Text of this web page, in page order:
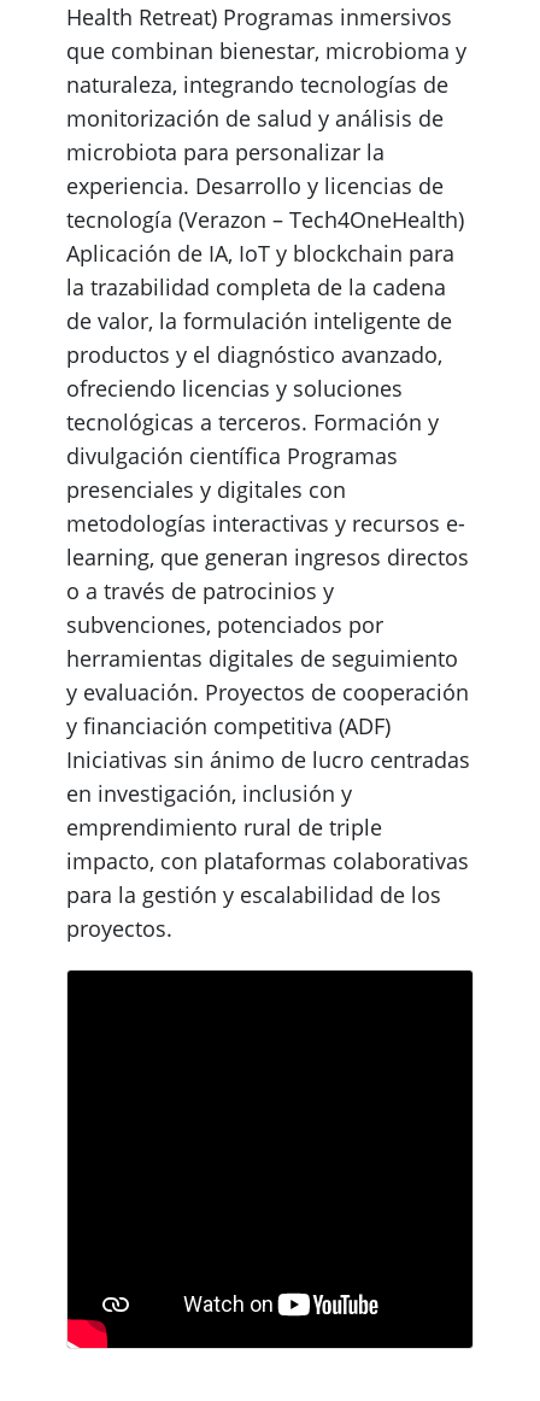
Health Retreat) Programas inmersivos
que combinan bienestar, microbioma y
naturaleza, integrando tecnologías de
monitorización de salud y análisis de
microbiota para personalizar la
experiencia. Desarrollo y licencias de
tecnología (Verazon – Tech4OneHealth)
Aplicación de IA, IoT y blockchain para
la trazabilidad completa de la cadena
de valor, la formulación inteligente de
productos y el diagnóstico avanzado,
ofreciendo licencias y soluciones
tecnológicas a terceros. Formación y
divulgación científica Programas
presenciales y digitales con
metodologías interactivas y recursos e-
learning, que generan ingresos directos
o a través de patrocinios y
subvenciones, potenciados por
herramientas digitales de seguimiento
y evaluación. Proyectos de cooperación
y financiación competitiva (ADF)
Iniciativas sin ánimo de lucro centradas
en investigación, inclusión y
emprendimiento rural de triple
impacto, con plataformas colaborativas
para la gestión y escalabilidad de los
proyectos.